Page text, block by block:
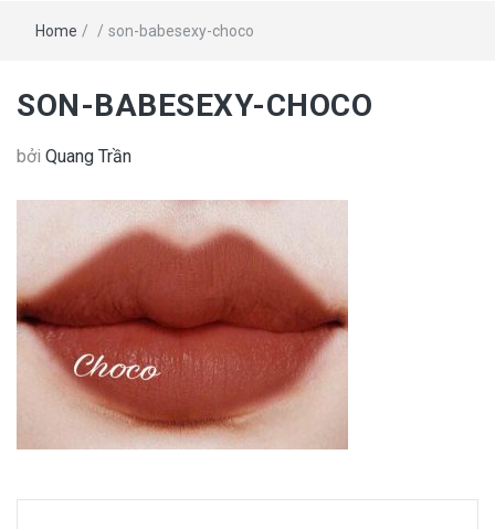
Home / / son-babesexy-choco
SON-BABESEXY-CHOCO
bởi Quang Trần